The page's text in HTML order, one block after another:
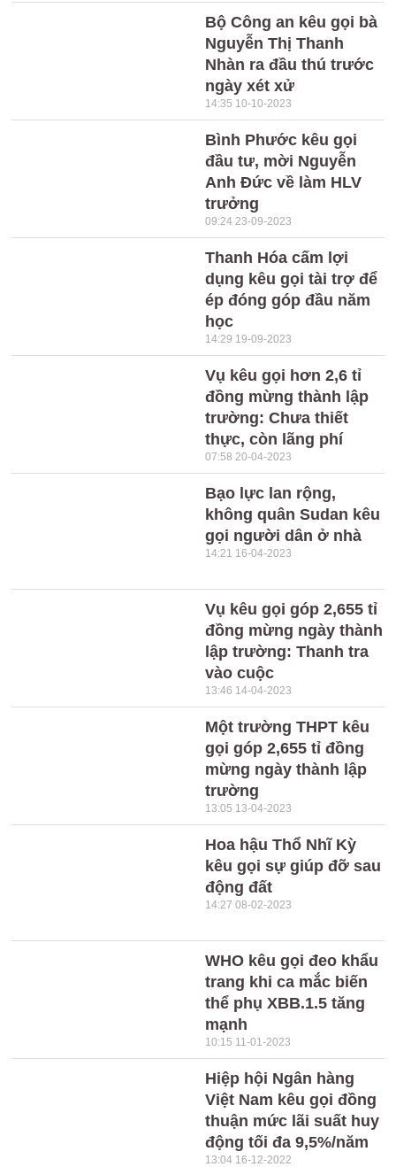
Bộ Công an kêu gọi bà
Nguyễn Thị Thanh
Nhàn ra đầu thú trước
ngày xét xử
14:35 10-10-2023
Bình Phước kêu gọi
đầu tư, mời Nguyễn
Anh Đức về làm HLV
trưởng
09:24 23-09-2023
Thanh Hóa cấm lợi
dụng kêu gọi tài trợ để
ép đóng góp đầu năm
học
14:29 19-09-2023
Vụ kêu gọi hơn 2,6 tỉ
đồng mừng thành lập
trường: Chưa thiết
thực, còn lãng phí
07:58 20-04-2023
Bạo lực lan rộng,
không quân Sudan kêu
gọi người dân ở nhà
14:21 16-04-2023
Vụ kêu gọi góp 2,655 tỉ
đồng mừng ngày thành
lập trường: Thanh tra
vào cuộc
13:46 14-04-2023
Một trường THPT kêu
gọi góp 2,655 tỉ đồng
mừng ngày thành lập
trường
13:05 13-04-2023
Hoa hậu Thổ Nhĩ Kỳ
kêu gọi sự giúp đỡ sau
động đất
14:27 08-02-2023
WHO kêu gọi đeo khẩu
trang khi ca mắc biến
thể phụ XBB.1.5 tăng
mạnh
10:15 11-01-2023
Hiệp hội Ngân hàng
Việt Nam kêu gọi đồng
thuận mức lãi suất huy
động tối đa 9,5%/năm
13:04 16-12-2022